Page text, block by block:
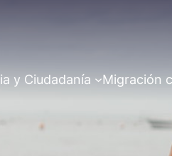
y Ciudadanía Migración